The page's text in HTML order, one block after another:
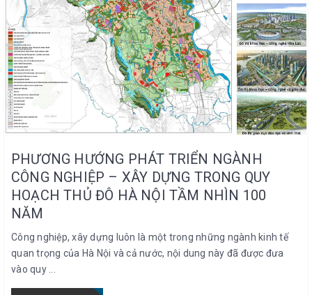
PHƯƠNG HƯỚNG PHÁT TRIỂN NGÀNH
CÔNG NGHIỆP – XÂY DỰNG TRONG QUY
HOẠCH THỦ ĐÔ HÀ NỘI TẦM NHÌN 100
NĂM
Công nghiệp, xây dựng luôn là một trong những ngành kinh tế
quan trọng của Hà Nội và cả nước, nội dung này đã được đưa
vào quy ...